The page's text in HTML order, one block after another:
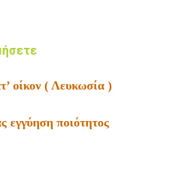
οίκον ( Λευκωσία )
εγγύηση ποιότητος